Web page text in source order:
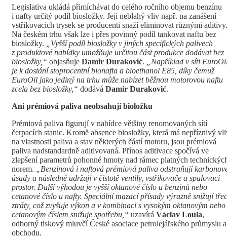
Legislativa ukládá přimíchávat do celého ročního objemu benzínu
i nafty určitý podíl biosložky. Její neblahý vliv např. na zanášení
vstřikovacích trysek se producenti snaží eliminovat různými aditivy.
Na českém trhu však lze i přes povinný podíl tankovat naftu bez
biosložky.
„Vyšší podíl biosložky v jiných specifických palivech
z produktové nabídky umožňuje určitou část produkce dodávat bez
biosložky,“ objasňuje Damir Duraković.
„Například v síti
je k dostání stoprocentní bionafta a bioethanol E85, díky čemuž
EuroOil jako jediný na trhu může nabízet běžnou motorovou naftu
zcela bez biosložky,“ dodává Damir Duraković.
Ani prémiová paliva neobsahují bioložku
Prémiová paliva figurují v nabídce většiny renomovaných sítí
čerpacích stanic. Kromě absence biosložky, která má nepříznivý
na vlastnosti paliva a stav některých částí motoru, jsou prémiová
paliva nadstandardně aditivovaná. Přínos aditivace spočívá ve
zlepšení parametrů pohonné hmoty nad rámec platných
norem.
„Benzinová i naftová prémiová paliva odstraňují
úsady a následně udržují v čistotě ventily, vstřikovače a spalovací
prostor. Další výhodou je vyšší oktanové číslo u benzinů nebo
cetanové číslo u nafty. Speciální mazací přísady výrazně snižují
ztráty, což zvyšuje výkon a v kombinaci s vysokým oktanovým nebo
cetanovým číslem snižuje spotřebu,“ uzavírá Václav Loula,
odborný tiskový mluvčí České asociace petrolejářského průmyslu a
obchodu.